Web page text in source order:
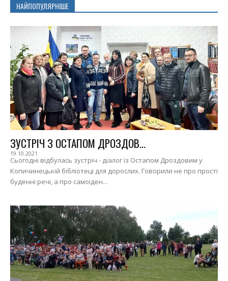
НАЙПОПУЛЯРНІШЕ
ЗУСТРІЧ З ОСТАПОМ ДРОЗДОВ...
19.10.2021
Сьогодні відбулась зустріч - діалог із Остапом Дроздовим у
Копичинецькій бібліотеці для дорослих. Говорили не про прості
буденні речі, а про самоіден...